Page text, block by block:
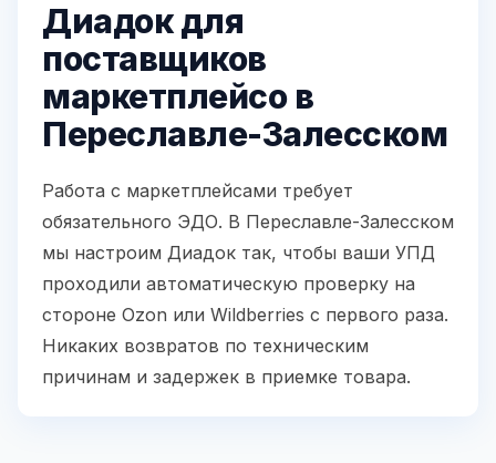
Диадок для
поставщиков
маркетплейсо в
Переславле-Залесском
Работа с маркетплейсами требует
обязательного ЭДО. В Переславле-Залесском
мы настроим Диадок так, чтобы ваши УПД
проходили автоматическую проверку на
стороне Ozon или Wildberries с первого раза.
Никаких возвратов по техническим
причинам и задержек в приемке товара.